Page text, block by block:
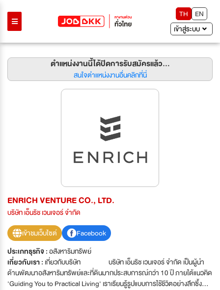
TH
EN
เข้าสู่ระบบ
ตำแหน่งงานนี้ได้ปิดการรับสมัครแล้ว...
สนใจตำแหน่งงานอื่นคลิกที่นี่
ENRICH VENTURE CO., LTD.
บริษัท เอ็นริช เวนเจอร์ จำกัด
เข้าชมเว็บไซต์
Facebook
ประเภทธุรกิจ :อสังหาริมทรัพย์
เกี่ยวกับเรา : เกี่ยวกับบริษัท บริษัท เอ็นริช เวนเจอร์ จำกัด เป็นผู้นำ
ด้านพัฒนาอสังหาริมทรัพย์และที่ดินมากประสบการณ์กว่า 10 ปี ภายใต้แนวคิด
'Guiding You to Practical Living' เราเรียนรู้รูปแบบการใช้ชีวิตอย่างลึกซึ้ง